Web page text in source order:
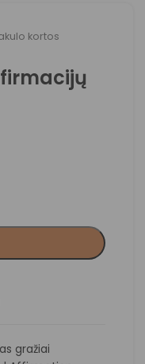
kortos
gražiai